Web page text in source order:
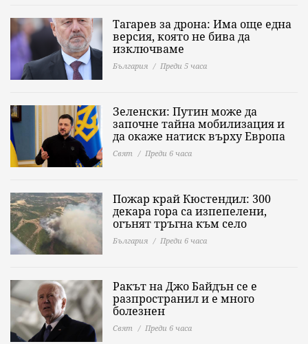
Тагарев за дрона: Има още една
версия, която не бива да
изключваме
България Преди 5 часа
Зеленски: Путин може да
започне тайна мобилизация и
да окаже натиск върху Европа
Свят Преди 6 часа
Пожар край Кюстендил: 300
декара гора са изпепелени,
огънят тръгна към село
България Преди 6 часа
Ракът на Джо Байдън се е
разпространил и е много
болезнен
Свят Преди 6 часа